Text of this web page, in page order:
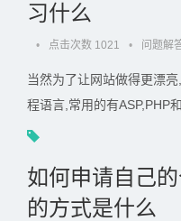
习什么
• 点击次数 1021 • 问题解
当然为了让网站做得更漂
程语言,常用的有ASP,PHP
一段时间会被淘汰,后两种
如何申请自己
的方式是什么